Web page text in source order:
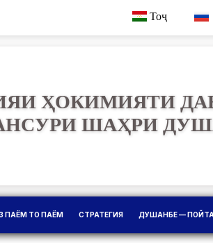
Тоҷ
ҲОКИМИЯТИ
ШАҲРИ
ПАЁМ ТО ПАЁМ СТРАТЕГИЯ ДУШАНБЕ —